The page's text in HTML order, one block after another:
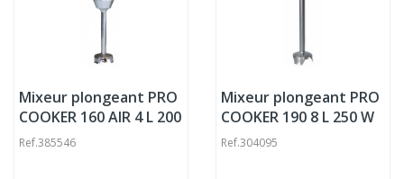
Mixeur plongeant PRO
COOKER 160 AIR 4 L 200
W 230v Mixer
Ref.385546
Mixeur plongeant PRO
COOKER 190 8 L 250 W
230v Mixer Pro.cooker
Ref.304095